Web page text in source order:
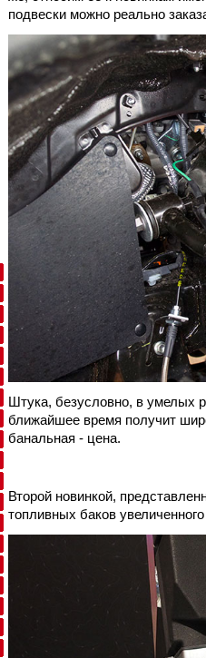
подвески можно реально
Штука, безусловно, в умелых
ближайшее время получит
банальная - цена.
Второй новинкой,
топливных баков